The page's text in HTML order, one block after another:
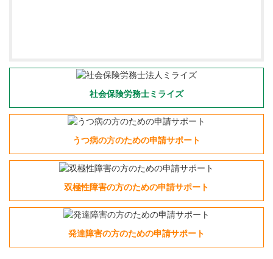
社会保険労務士ミライズ
うつ病の方のための申請サポート
双極性障害の方のための申請サポート
発達障害の方のための申請サポート